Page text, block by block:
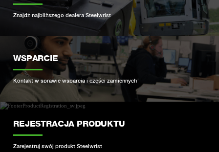
Znajdź najbliższego dealera Steelwrist
WSPARCIE
Kontakt w sprawie wsparcia i części zamiennych
REJESTRACJA PRODUKTU
Zarejestruj swój produkt Steelwrist